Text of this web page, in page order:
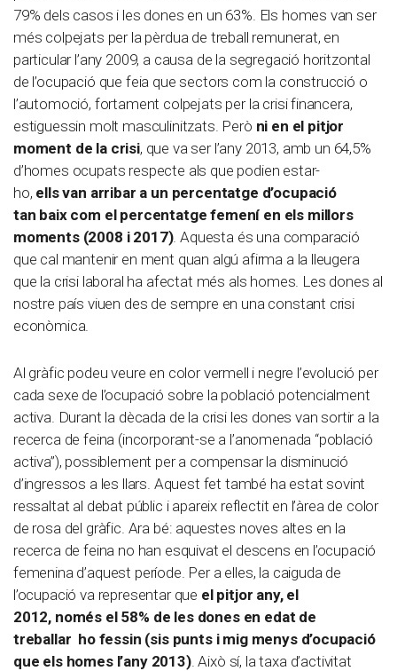
79% dels casos i les dones en un 63%. Els homes van ser
més colpejats per la pèrdua de treball remunerat, en
particular l’any 2009, a causa de la segregació horitzontal
de l’ocupació que feia que sectors com la construcció o
l’automoció, fortament colpejats per la crisi financera,
estiguessin molt masculinitzats. Però ni en el pitjor
moment de la crisi, que va ser l’any 2013, amb un 64,5%
d’homes ocupats respecte als que podien estar-
ho, ells van arribar a un percentatge d’ocupació
tan baix com el percentatge femení en els millors
moments (2008 i 2017). Aquesta és una comparació
que cal mantenir en ment quan algú afirma a la lleugera
que la crisi laboral ha afectat més als homes. Les dones al
nostre país viuen des de sempre en una constant crisi
econòmica.
Al gràfic podeu veure en color vermell i negre l’evolució per
cada sexe de l’ocupació sobre la població potencialment
activa. Durant la dècada de la crisi les dones van sortir a la
recerca de feina (incorporant-se a l’anomenada “població
activa”), possiblement per a compensar la disminució
d’ingressos a les llars. Aquest fet també ha estat sovint
ressaltat al debat públic i apareix reflectit en l’àrea de color
de rosa del gràfic. Ara bé: aquestes noves altes en la
recerca de feina no han esquivat el descens en l’ocupació
femenina d’aquest període. Per a elles, la caiguda de
l’ocupació va representar que el pitjor any, el
2012, només el 58% de les dones en edat de
treballar ho fessin (sis punts i mig menys d’ocupació
que els homes l’any 2013). Això sí, la taxa d’activitat